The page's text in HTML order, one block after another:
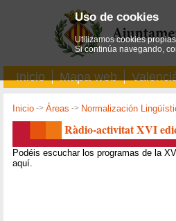
Inicio Mapa web
Inicio ->Áreas -> Normalización
Ràdio-activitat XVI
Podéis escuchar los programas de la
aquí.
Uso de cookies
Utilizamos cookies
Si continúa navegando,